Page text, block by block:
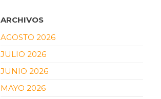
ARCHIVOS
AGOSTO 2026
JULIO 2026
JUNIO 2026
MAYO 2026